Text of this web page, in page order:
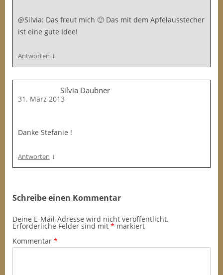
@Silvia: Das freut mich 🙂 Das mit dem Apfelausstecher
ist eine gute Idee!
Antworten ↓
Silvia Daubner
31. März 2013
Danke Stefanie !
Antworten ↓
Schreibe einen Kommentar
Deine E-Mail-Adresse wird nicht veröffentlicht.
Erforderliche Felder sind mit * markiert
Kommentar *